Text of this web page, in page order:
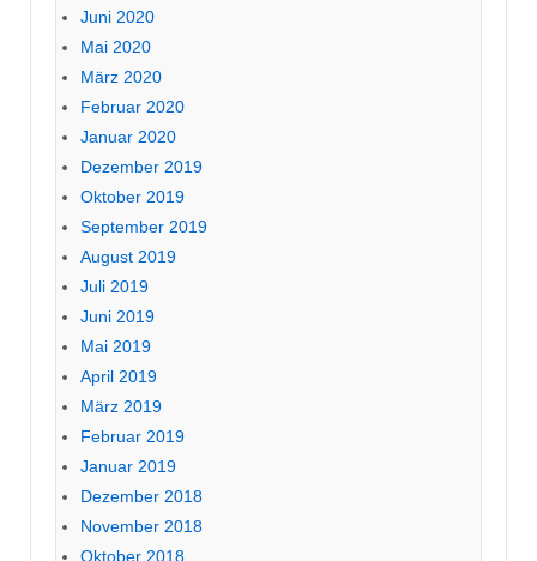
Juni 2020
Mai 2020
März 2020
Februar 2020
Januar 2020
Dezember 2019
Oktober 2019
September 2019
August 2019
Juli 2019
Juni 2019
Mai 2019
April 2019
März 2019
Februar 2019
Januar 2019
Dezember 2018
November 2018
Oktober 2018